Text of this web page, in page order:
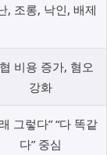
, 조롱, 낙인, 배제
비용 증가, 혐오
강화
그렇다” “다 똑같
다” 중심